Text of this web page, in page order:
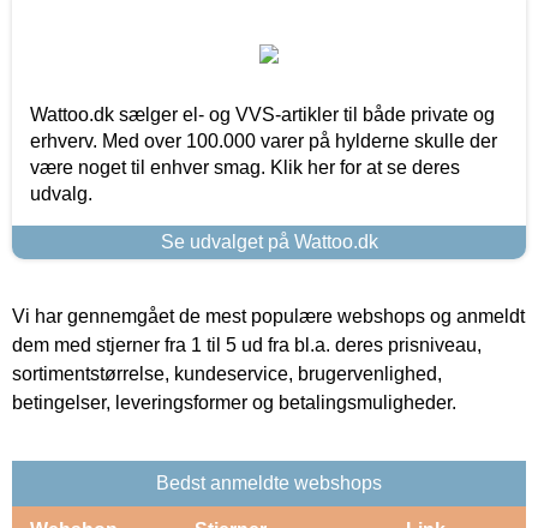
Wattoo.dk sælger el- og VVS-artikler til både private og
erhverv. Med over 100.000 varer på hylderne skulle der
være noget til enhver smag. Klik her for at se deres
udvalg.
Se udvalget på Wattoo.dk
Vi har gennemgået de mest populære webshops og anmeldt
dem med stjerner fra 1 til 5 ud fra bl.a. deres prisniveau,
sortimentstørrelse, kundeservice, brugervenlighed,
betingelser, leveringsformer og betalingsmuligheder.
Bedst anmeldte webshops